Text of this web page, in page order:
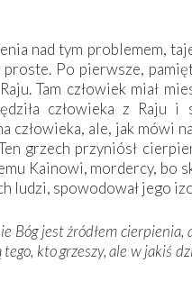
nad tym problemem,
Po pierwsze,
Tam człowiek miał
człowieka z Raju
człowieka, ale, jak mówi
grzech przyniósł
Kainowi, mordercy, bo
ludzi, spowodował jego
Bóg jest źródłem cierpienia,
kto grzeszy, ale w jakiś